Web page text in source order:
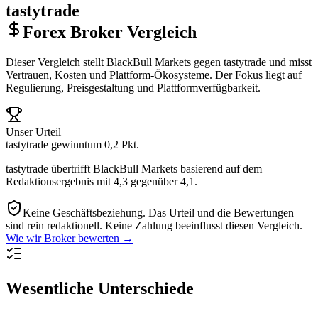
tastytrade
Forex Broker Vergleich
Dieser Vergleich stellt BlackBull Markets gegen tastytrade und misst
Vertrauen, Kosten und Plattform-Ökosysteme. Der Fokus liegt auf
Regulierung, Preisgestaltung und Plattformverfügbarkeit.
Unser Urteil
tastytrade gewinntum 0,2 Pkt.
tastytrade übertrifft BlackBull Markets basierend auf dem
Redaktionsergebnis mit 4,3 gegenüber 4,1.
Keine Geschäftsbeziehung. Das Urteil und die Bewertungen
sind rein redaktionell. Keine Zahlung beeinflusst diesen Vergleich.
Wie wir Broker bewerten →
Wesentliche Unterschiede